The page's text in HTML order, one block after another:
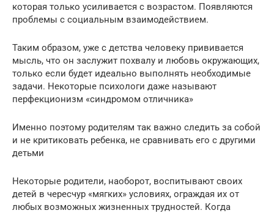
которая только усиливается с возрастом. Появляются
проблемы с социальным взаимодействием.
Таким образом, уже с детства человеку прививается
мысль, что он заслужит похвалу и любовь окружающих,
только если будет идеально выполнять необходимые
задачи. Некоторые психологи даже называют
перфекционизм «синдромом отличника»
Именно поэтому родителям так важно следить за собой
и не критиковать ребенка, не сравнивать его с другими
детьми
Некоторые родители, наоборот, воспитывают своих
детей в чересчур «мягких» условиях, ограждая их от
любых возможных жизненных трудностей. Когда